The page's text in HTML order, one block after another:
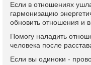
Если в отношениях
гармонизацию
обновить отношения и
Помогу наладить
человека после
Если вы одиноки -